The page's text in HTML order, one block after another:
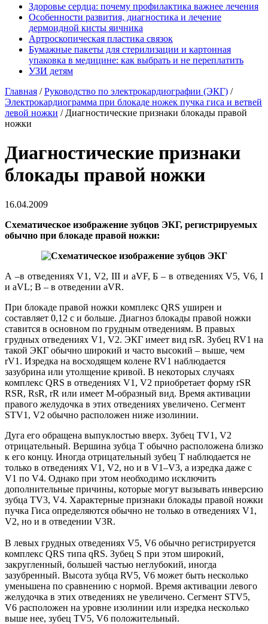
Здоровье сердца: почему профилактика важнее лечения
Особенности развития, диагностика и лечение
дермоидной кисты яичника
Артроскопическая пластика связок
Бумажные пакеты для стерилизации и картонная
упаковка в медицине: как выбрать и не переплатить
УЗИ детям
Главная /Руководство по электрокардиографии (ЭКГ) /
Электрокардиограмма при блокаде ножек пучка гиса и ветвей
левой ножки / Диагностические признаки блокады правой
ножки
Диагностические признаки
блокады правой ножки
16.04.2009
Схематическое изображение зубцов ЭКГ, регистрируемых
обычно при блокаде правой ножки:
А –в отведениях V1, V2, III и aVF, Б – в отведениях V5, V6, I
и aVL; В – в отведении aVR.
При блокаде правой ножки комплекс QRS уширен и
составляет 0,12 с и больше. Диагноз блокады правой ножки
ставится в основном по грудным отведениям. В правых
грудных отведениях V1, V2. ЭКГ имеет вид rsR. Зубец RV1 на
такой ЭКГ обычно широкий и часто высокий – выше, чем
rV1. Изредка на восходящем колене RV1 наблюдается
зазубрина или утолщение кривой. В некоторых случаях
комплекс QRS в отведениях V1, V2 приобретает форму rSR
RSR, RsR, rR или имеет М-образный вид. Время активации
правого желудочка в этих отведениях увеличено. Сегмент
STV1, V2 обычно расположен ниже изолинии.
Дуга его обращена выпуклостью вверх. Зубец TV1, V2
отрицательный. Вершина зубца Т обычно расположена близко
к его концу. Иногда отрицательный зубец Т наблюдается не
только в отведениях V1, V2, но и в V1–V3, а изредка даже с
V1 по V4. Однако при этом необходимо исключить
дополнительные причины, которые могут вызывать инверсию
зубца TV3, V4. Характерные признаки блокады правой ножки
пучка Гиса определяются обычно не только в отведениях V1,
V2, но и в отведении V3R.
В левых грудных отведениях V5, V6 обычно регистрируется
комплекс QRS типа qRS. Зубец S при этом широкий,
закругленный, большей частью неглубокий, иногда
зазубренный. Высота зубца RV5, V6 может быть несколько
уменьшена по сравнению с нормой. Время активации левого
желудочка в этих отведениях не увеличено. Сегмент STV5,
V6 расположен на уровне изолинии или изредка несколько
выше нее, зубец TV5, V6 положительный.